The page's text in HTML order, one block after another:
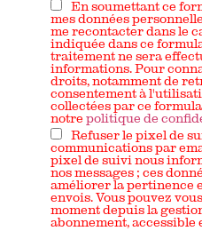
En soumettant ce
mes données
me recontacter dans le
indiquée dans ce
traitement ne sera
informations. Pour
droits, notamment de
consentement à
collectées par ce
notre politique de
Refuser le pixel de
communications par
pixel de suivi nous
nos messages ; ces
améliorer la pertinence
envois. Vous pouvez
moment depuis la
abonnement, accessible